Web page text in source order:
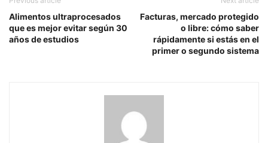
Alimentos ultraprocesados ​​
que es mejor evitar según 30
años de estudios
Facturas, mercado protegido
o libre: cómo saber
rápidamente si estás en el
primer o segundo sistema